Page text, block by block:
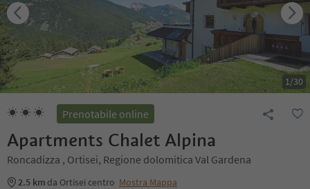
1/30
Prenotabile online
Apartments Chalet Alpina
Roncadizza , Ortisei, Regione dolomitica Val Gardena
2.5 km da Ortisei centro Mostra Mappa